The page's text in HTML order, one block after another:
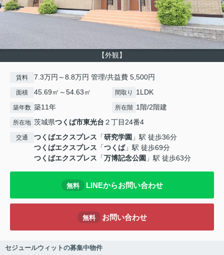
【外観】
賃料 7.3万円～8.8万円 管理/共益費 5,500円
面積 45.69㎡～54.63㎡ 間取り 1LDK
築年数 築11年 所在階 1階/2階建
所在地 茨城県つくば市東光台 ２丁目24番4
交通 つくばエクスプレス 「研究学園 」駅 徒歩36分
つくばエクスプレス 「つくば」駅 徒歩69分
つくばエクスプレス 「万博記念公園 」駅 徒歩63分
無料 LINEからお問い合わせ
無料 お問い合わせ
セジュールウィットの募集中物件